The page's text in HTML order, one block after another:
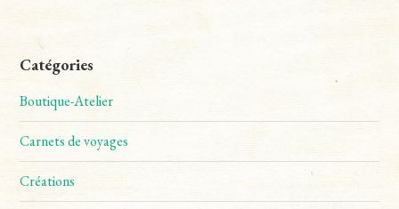
Catégories
Boutique-Atelier
Carnets de voyages
Créations